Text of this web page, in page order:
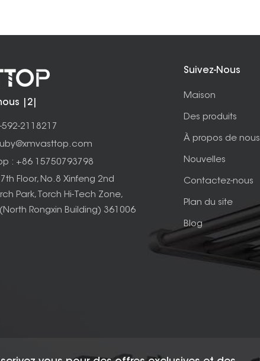
|2|
592-2118217
: +86 15750793798
7th Floor, No.8 Xinfeng 2nd
Park, Torch Hi-Tech Zone,
Rongxin Building) 361006
Suivez-Nous
Maison
Des produits
À propos de nous
Nouvelles
Contactez-nous
Plan du site
Blog